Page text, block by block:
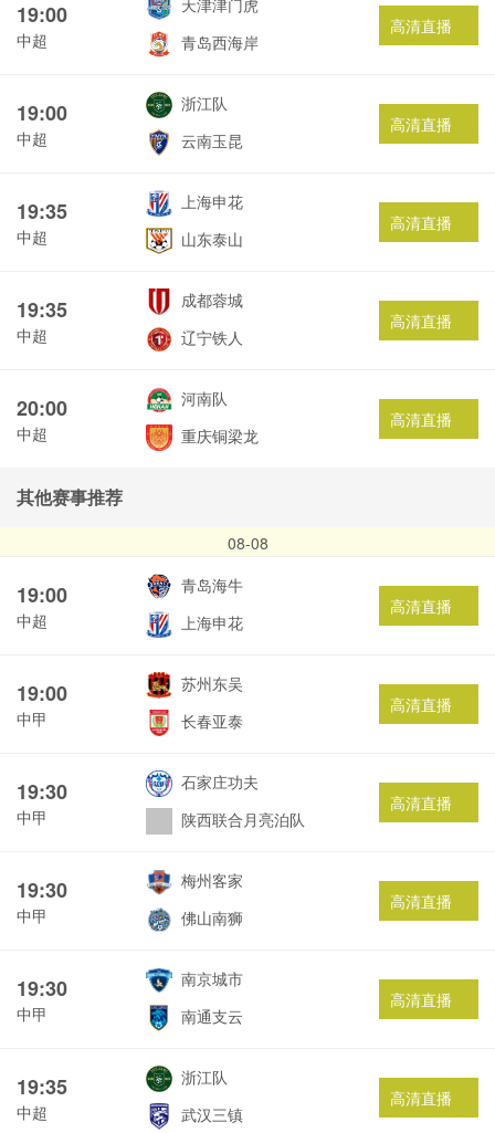
19:00
中超
天津津门虎
青岛西海岸
高清直播
19:00
中超
浙江队
云南玉昆
高清直播
19:35
中超
上海申花
山东泰山
高清直播
19:35
中超
成都蓉城
辽宁铁人
高清直播
20:00
中超
河南队
重庆铜梁龙
高清直播
其他赛事推荐
08-08
19:00
中超
青岛海牛
上海申花
高清直播
19:00
中甲
苏州东吴
长春亚泰
高清直播
19:30
中甲
石家庄功夫
陕西联合月亮泊队
高清直播
19:30
中甲
梅州客家
佛山南狮
高清直播
19:30
中甲
南京城市
南通支云
高清直播
19:35
中超
浙江队
武汉三镇
高清直播